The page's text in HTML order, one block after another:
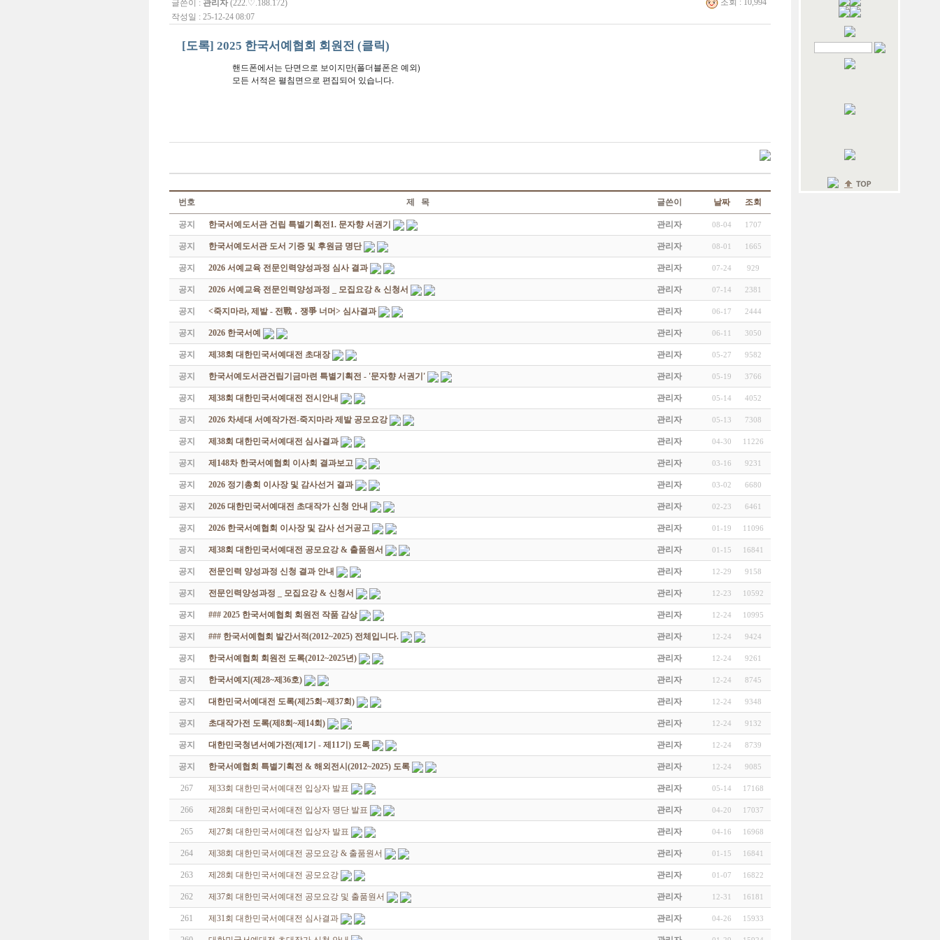
글쓴이 : 관리자 (222.♡.188.172)
작성일 : 25-12-24 08:07
조회 : 10,994
[도록] 2025 한국서예협회 회원전 (클릭)
핸드폰에서는 단면으로 보이지만(폴더블폰은 예외)
모든 서적은 펼침면으로 편집되어 있습니다.
번호 제 목 글쓴이 날짜 조회
공지 한국서예도서관 건립 특별기획전1. 문자향 서권기 관리자 08-04 1707
공지 한국서예도서관 도서 기증 및 후원금 명단 관리자 08-01 1665
공지 2026 서예교육 전문인력양성과정 심사 결과 관리자 07-24 929
공지 2026 서예교육 전문인력양성과정 _ 모집요강 & 신청서 관리자 07-14 2381
공지 <죽지마라, 제발 - 전戰 ․ 쟁爭 너머> 심사결과 관리자 06-17 2444
공지 2026 한국서예 관리자 06-11 3050
공지 제38회 대한민국서예대전 초대장 관리자 05-27 9582
공지 한국서예도서관건립기금마련 특별기획전 - '문자향 서권기' 관리자 05-19 3766
공지 제38회 대한민국서예대전 전시안내 관리자 05-14 4052
공지 2026 차세대 서예작가전-죽지마라 제발 공모요강 관리자 05-13 7308
공지 제38회 대한민국서예대전 심사결과 관리자 04-30 11226
공지 제148차 한국서예협회 이사회 결과보고 관리자 03-16 9231
공지 2026 정기총회 이사장 및 감사선거 결과 관리자 03-02 6680
공지 2026 대한민국서예대전 초대작가 신청 안내 관리자 02-23 6461
공지 2026 한국서예협회 이사장 및 감사 선거공고 관리자 01-19 11096
공지 제38회 대한민국서예대전 공모요강 & 출품원서 관리자 01-15 16841
공지 전문인력 양성과정 신청 결과 안내 관리자 12-29 9158
공지 전문인력양성과정 _ 모집요강 & 신청서 관리자 12-23 10592
공지 ### 2025 한국서예협회 회원전 작품 감상 관리자 12-24 10995
공지 ### 한국서예협회 발간서적(2012~2025) 전체입니다. 관리자 12-24 9424
공지 한국서예협회 회원전 도록(2012~2025년) 관리자 12-24 9261
공지 한국서예지(제28~제36호) 관리자 12-24 8745
공지 대한민국서예대전 도록(제25회~제37회) 관리자 12-24 9348
공지 초대작가전 도록(제8회~제14회) 관리자 12-24 9132
공지 대한민국청년서예가전(제1기 - 제11기) 도록 관리자 12-24 8739
공지 한국서예협회 특별기획전 & 해외전시(2012~2025) 도록 관리자 12-24 9085
267 제33회 대한민국서예대전 입상자 발표 관리자 05-14 17168
266 제28회 대한민국서예대전 입상자 명단 발표 관리자 04-20 17037
265 제27회 대한민국서예대전 입상자 발표 관리자 04-16 16968
264 제38회 대한민국서예대전 공모요강 & 출품원서 관리자 01-15 16841
263 제28회 대한민국서예대전 공모요강 관리자 01-07 16822
262 제37회 대한민국서예대전 공모요강 및 출품원서 관리자 12-31 16181
261 제31회 대한민국서예대전 심사결과 관리자 04-26 15933